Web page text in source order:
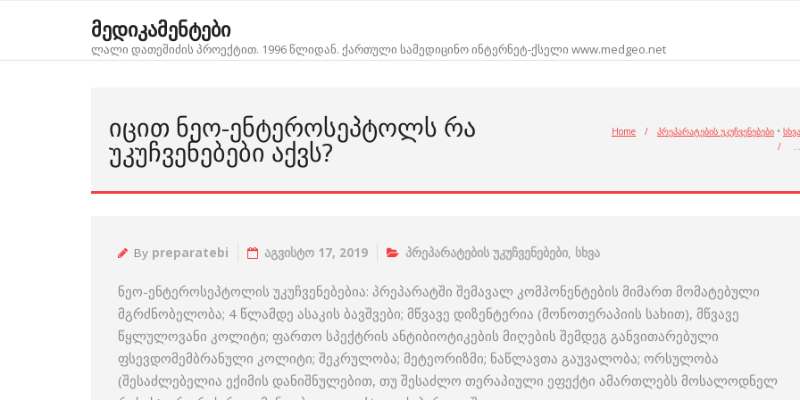
მედიკამენტები
ლალი დათეშიძის პროექტით. 1996 წლიდან. ქართული სამედიცინო ინტერნეტ-ქსელი www.medgeo.net
ᲘᲪᲘᲗ ᲜᲔᲝ-ᲔᲜᲢᲔᲠᲝᲡᲔᲞᲢᲝᲚᲡ ᲠᲐ
ᲣᲙᲣᲩᲕᲔᲜᲔᲑᲔᲑᲘ ᲐᲥᲕᲡ?
Home / პრეპარატების უკუჩვენებები • სხვა
/
…
By preparatebi აგვისტო 17, 2019 პრეპარატების უკუჩვენებები, სხვა
ნეო-ენტეროსეპტოლის უკუჩვენებებია: პრეპარატში შემავალ კომპონენტების მიმართ მომატებული
მგრძნობელობა; 4 წლამდე ასაკის ბავშვები; მწვავე დიზენტერია (მონოთერაპიის სახით), მწვავე
წყლულოვანი კოლიტი; ფართო სპექტრის ანტიბიოტიკების მიღების შემდეგ განვითარებული
ფსევდომემბრანული კოლიტი; შეკრულობა; მეტეორიზმი; ნაწლავთა გაუვალობა; ორსულობა
(შესაძლებელია ექიმის დანიშნულებით, თუ შესაძლო თერაპიული ეფექტი ამართლებს მოსალოდნელ